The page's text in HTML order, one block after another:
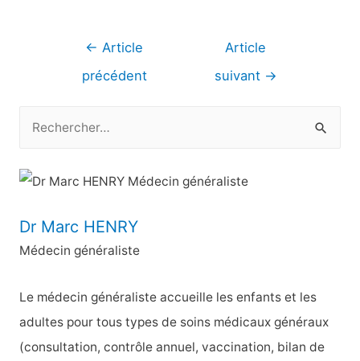
Navigation
← Article
précédent
Article
suivant →
c
e
r
h
e
r
Dr Marc HENRY
Médecin généraliste
Le médecin généraliste accueille les enfants et les
adultes pour tous types de soins médicaux généraux
(consultation, contrôle annuel, vaccination, bilan de